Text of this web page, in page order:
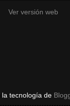
Ver versión web
la tecnología de